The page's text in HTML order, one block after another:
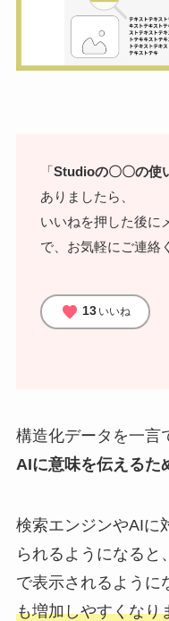
「Studioの〇〇の使
ありましたら、
いいねを押した後に
で、お気軽にご連絡
favorite 13 いいね
構造化データを一言
AIに意味を伝えるた
検索エンジンやAIに
られるようになると
で表示されるように
も増加しやすくなり